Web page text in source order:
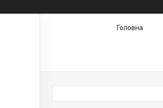
Головна